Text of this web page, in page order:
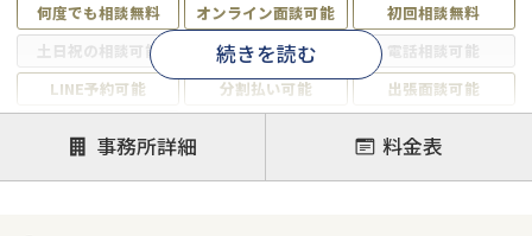
何度でも相談無料 オンライン面談可能
初回相談無料
土日祝の相談可能
19時以降電話可能
電話相談可能
LINE予約可能
分割払い可能
出張面談可能
続きを読む
事務所詳細 料金表